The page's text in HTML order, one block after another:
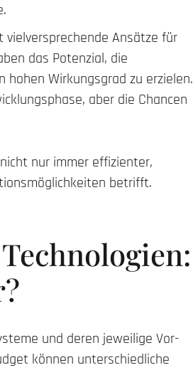
Ansätze für
das Potenzial, die
Wirkungsgrad zu erzielen.
aber die Chancen
nur immer effizienter,
betrifft.
und deren jeweilige Vor-
können unterschiedliche